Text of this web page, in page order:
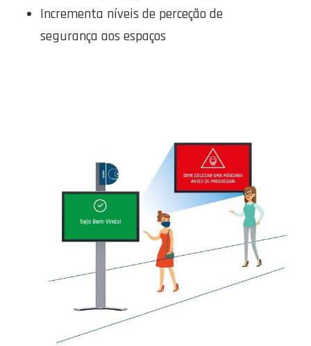
Incrementa níveis de perceção de
segurança aos espaços